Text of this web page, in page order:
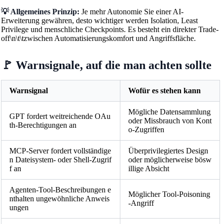
💡 Allgemeines Prinzip: Je mehr Autonomie Sie einer AI-
Erweiterung gewähren, desto wichtiger werden Isolation, Least
Privilege und menschliche Checkpoints. Es besteht ein direkter Trade-
off\n\t\tzwischen Automatisierungskomfort und Angriffsfläche.
🚩 Warnsignale, auf die man achten sollte
Warnsignal Wofür es stehen kann
GPT fordert weitreichende OAu
th-Berechtigungen an
Mögliche Datensammlung
oder Missbrauch von Kont
o-Zugriffen
MCP-Server fordert vollständige
n Dateisystem- oder Shell-Zugrif
f an
Überprivilegiertes Design
oder möglicherweise bösw
illige Absicht
Agenten-Tool-Beschreibungen e
nthalten ungewöhnliche Anweis
ungen
Möglicher Tool-Poisoning
-Angriff